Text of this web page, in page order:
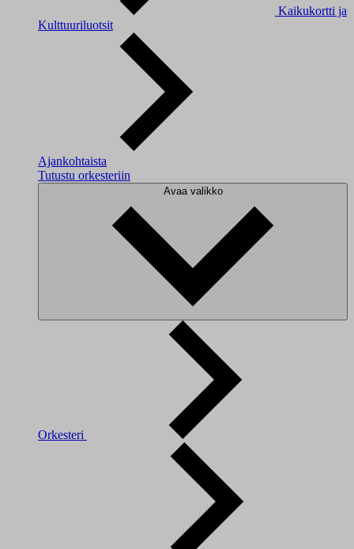
Kaikukortti ja
Kulttuuriluotsit
Ajankohtaista
Tutustu orkesteriin
Avaa valikko
Orkesteri